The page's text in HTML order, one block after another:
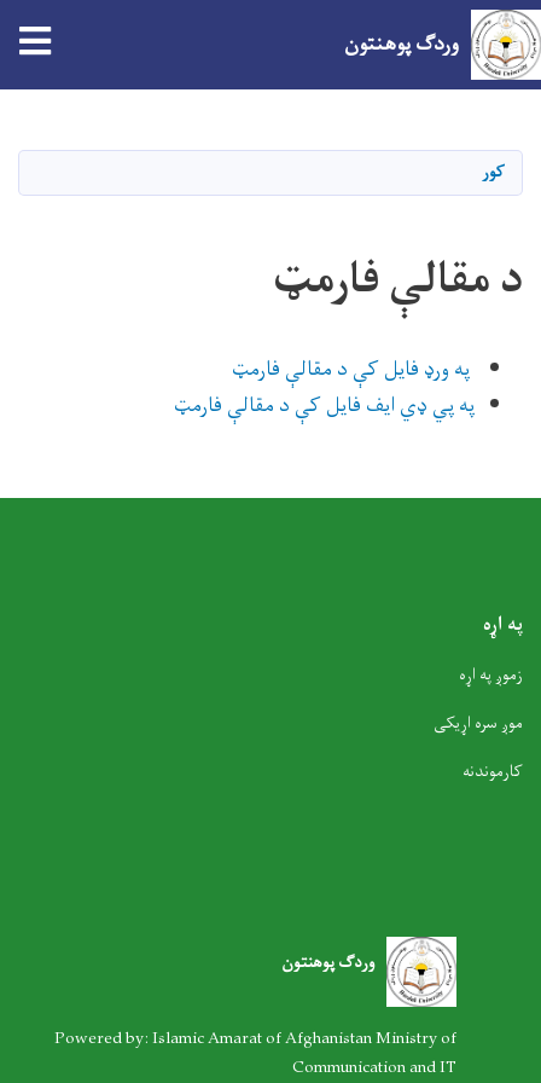
وردګ پوهنتون
کور
د مقالې فارمټ
په ورډ فایل کې د مقالې فارمټ
په پي ډي ایف فایل کې د مقالې فارمټ
په اړه
زموږ په اړه
موږ سره اړیکی
کارموندنه
وردګ پوهنتون
Powered by: Islamic Amarat of Afghanistan Ministry of
Communication and IT